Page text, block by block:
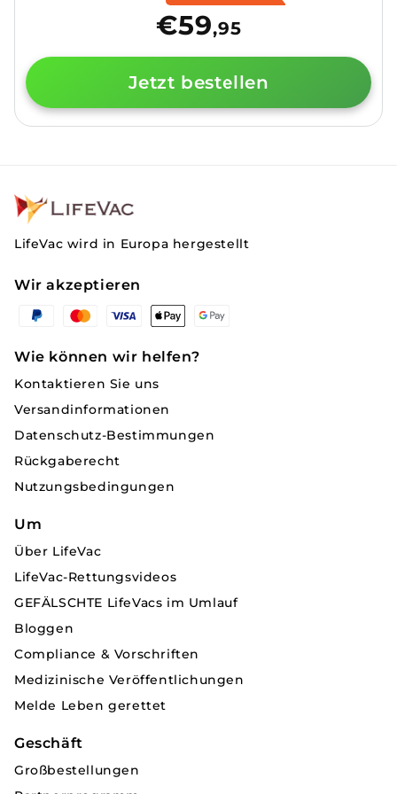
Preis
€59,95
Jetzt bestellen
LifeVac wird in Europa hergestellt
Zahlungsmethoden
Wir akzeptieren
Wie können wir helfen?
Kontaktieren Sie uns
Versandinformationen
Datenschutz-Bestimmungen
Rückgaberecht
Nutzungsbedingungen
Um
Über LifeVac
LifeVac-Rettungsvideos
GEFÄLSCHTE LifeVacs im Umlauf
Bloggen
Compliance & Vorschriften
Medizinische Veröffentlichungen
Melde Leben gerettet
Geschäft
Großbestellungen